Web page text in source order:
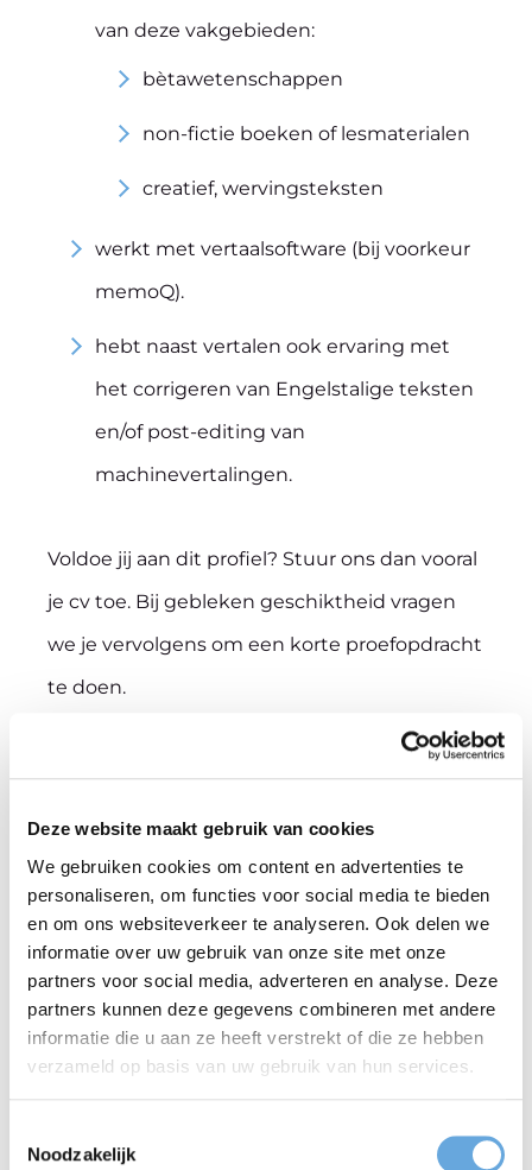
Deze website maakt gebruik van cookies
We gebruiken cookies om content en advertenties te
personaliseren, om functies voor social media te bieden
en om ons websiteverkeer te analyseren. Ook delen we
informatie over uw gebruik van onze site met onze
partners voor social media, adverteren en analyse. Deze
partners kunnen deze gegevens combineren met andere
informatie die u aan ze heeft verstrekt of die ze hebben
verzameld op basis van uw gebruik van hun services.
Noodzakelijk
van deze vakgebieden:
bètawetenschappen
non-fictie boeken of lesmaterialen
creatief, wervingsteksten
werkt met vertaalsoftware (bij voorkeur
memoQ).
hebt naast vertalen ook ervaring met
het corrigeren van Engelstalige teksten
en/of post-editing van
machinevertalingen.
Voldoe jij aan dit profiel? Stuur ons dan vooral
je cv toe. Bij gebleken geschiktheid vragen
we je vervolgens om een korte proefopdracht
te doen.
sollicitaties(at)taalcentrum-vu.nl, samen met
een indicatie van de tarieven die je hanteert
(per woord en per uur). Vermeld in de
onderwerpregel: Sollicitatie freelancevertaler
Nederlands > Engels. We hopen gauw van je
te horen!